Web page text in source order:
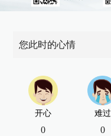
您此时的心情
开心
0
难过
0